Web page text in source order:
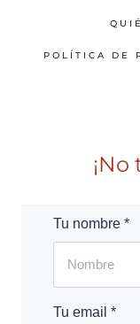
POLÍTICA DE
Tu nombre *
Tu email *